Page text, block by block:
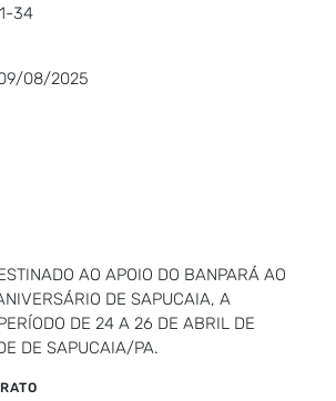
34
08/2025
AO APOIO DO BANPARÁ AO
DE SAPUCAIA, A
DE 24 A 26 DE ABRIL DE
DE SAPUCAIA/PA.